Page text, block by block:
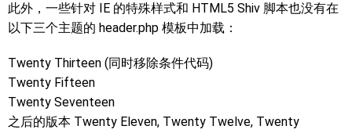
此外，一些针对 IE 的特殊样式和 HTML5 Shiv 脚本也没有在
以下三个主题的 header.php 模板中加载：
Twenty Thirteen (同时移除条件代码)
Twenty Fifteen
Twenty Seventeen
之后的版本 Twenty Eleven, Twenty Twelve, Twenty